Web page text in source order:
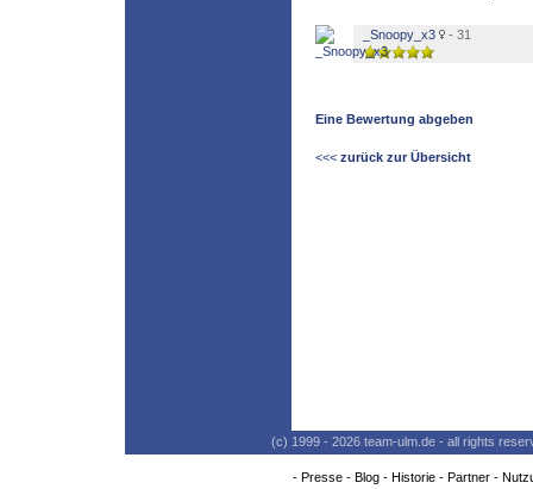
_Snoopy_x3 - 31
Eine Bewertung abgeben
<<< zurück zur Übersicht
(c) 1999 - 2026 team-ulm.de - all rights
- Presse- Blog- Historie- Partner-